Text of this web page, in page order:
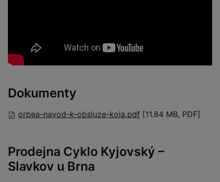
Dokumenty
orbea-navod-k-obsluze-kola.pdf [11.84 MB, PDF]
Prodejna Cyklo Kyjovský –
Slavkov u Brna